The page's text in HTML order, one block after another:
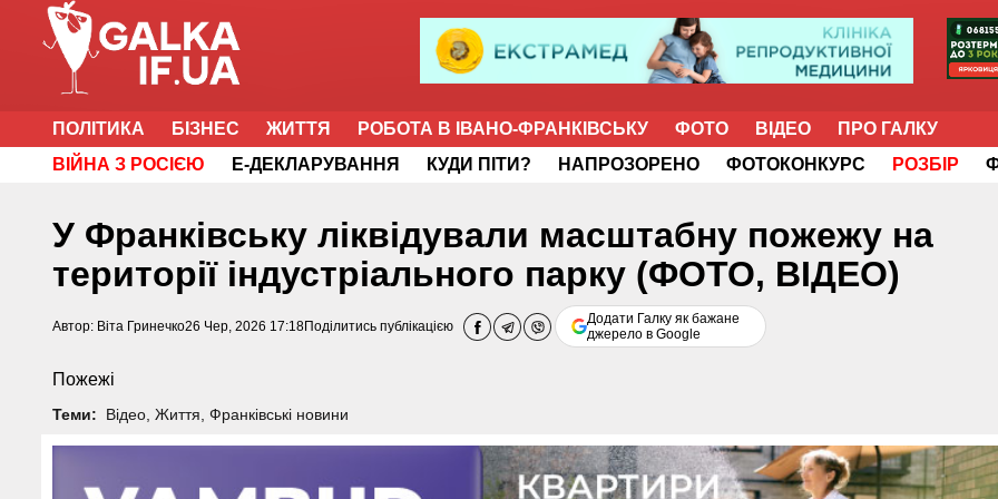
ПОЛІТИКА БІЗНЕС ЖИТТЯ РОБОТА В ІВАНО-ФРАНКІВСЬКУ ФОТО ВІДЕО
ПРО ГАЛКУ
ВІЙНА З РОСІЄЮ
Е-ДЕКЛАРУВАННЯ КУДИ ПІТИ? НАПРОЗОРЕНО ФОТОКОНКУРС РОЗБІР
У Франківську ліквідували масштабну пожежу на
території індустріального парку (ФОТО, ВІДЕО)
Автор: Віта Гринечко26 Чер, 2026 17:18Поділитись публікацією
Додати Галку як бажане
джерело в Google
Пожежі
Теми: Відео, Життя Франківські новини